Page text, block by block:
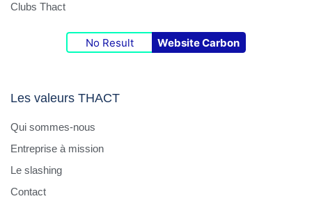
Clubs Thact
No Result Website Carbon
Les valeurs THACT
Qui sommes-nous
Entreprise à mission
Le slashing
Contact